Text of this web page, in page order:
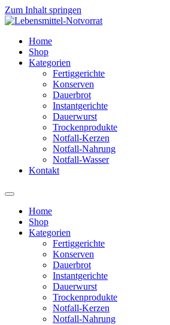
Zum Inhalt springen
Home
Shop
Kategorien
Fertiggerichte
Konserven
Dauerbrot
Instantgerichte
Dauerwurst
Trockenprodukte
Notfall-Kerzen
Notfall-Nahrung
Notfall-Wasser
Kontakt
Home
Shop
Kategorien
Fertiggerichte
Konserven
Dauerbrot
Instantgerichte
Dauerwurst
Trockenprodukte
Notfall-Kerzen
Notfall-Nahrung